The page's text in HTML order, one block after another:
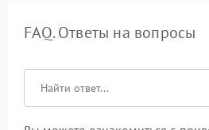
FAQ. Ответы на вопросы